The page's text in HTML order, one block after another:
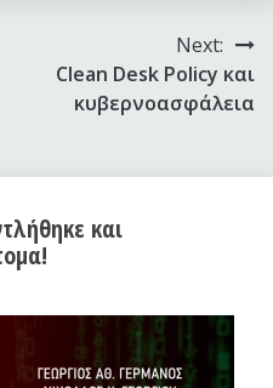
Next:
Clean Desk Policy και
κυβερνοασφάλεια
και